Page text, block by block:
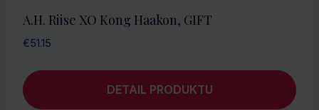
A.H. Riise XO Kong Haakon, GIFT
€51.15
DETAIL PRODUKTU